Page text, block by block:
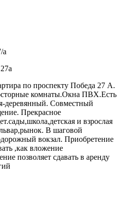
а
по проспекту Победа 27 А.
комнаты.Окна ПВХ.Есть
деревянный. Совместный
Прекрасное
и взрослая
В шаговой
вокзал. Приобретение
,как вложение
позволяет сдавать в аренду